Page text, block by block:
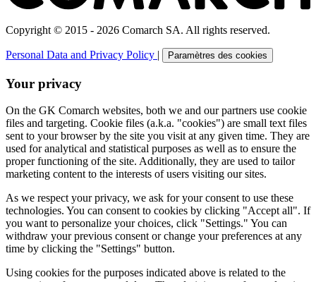
Copyright © 2015 - 2026 Comarch SA. All rights reserved.
Personal Data and Privacy Policy | Paramètres des cookies
Your privacy
On the GK Comarch websites, both we and our partners use cookie
files and targeting. Cookie files (a.k.a. "cookies") are small text files
sent to your browser by the site you visit at any given time. They are
used for analytical and statistical purposes as well as to ensure the
proper functioning of the site. Additionally, they are used to tailor
marketing content to the interests of users visiting our sites.
As we respect your privacy, we ask for your consent to use these
technologies. You can consent to cookies by clicking "Accept all". If
you want to personalize your choices, click "Settings." You can
withdraw your previous consent or change your preferences at any
time by clicking the "Settings" button.
Using cookies for the purposes indicated above is related to the